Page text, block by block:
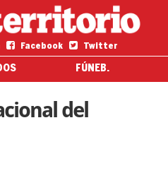
Facebook Twitter
FÚNEB.
del